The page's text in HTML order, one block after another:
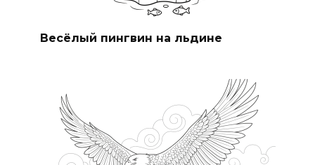
Весёлый пингвин на льдине